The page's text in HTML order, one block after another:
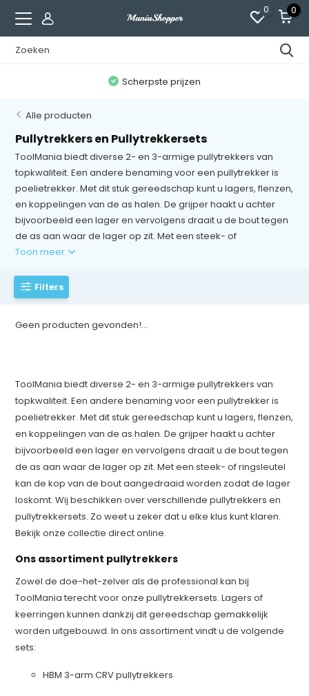
0 0
Scherpste prijzen
Alle producten
Pullytrekkers en Pullytrekkersets
ToolMania biedt diverse 2- en 3-armige pullytrekkers van
topkwaliteit. Een andere benaming voor een pullytrekker is
poelietrekker. Met dit stuk gereedschap kunt u lagers, flenzen,
en koppelingen van de as halen. De grijper haakt u achter
bijvoorbeeld een lager en vervolgens draait u de bout tegen
de as aan waar de lager op zit. Met een steek- of
Toon meer
Filters
Geen producten gevonden!...
ToolMania biedt diverse 2- en 3-armige pullytrekkers van
topkwaliteit. Een andere benaming voor een pullytrekker is
poelietrekker. Met dit stuk gereedschap kunt u lagers, flenzen,
en koppelingen van de as halen. De grijper haakt u achter
bijvoorbeeld een lager en vervolgens draait u de bout tegen
de as aan waar de lager op zit. Met een steek- of ringsleutel
kan de kop van de bout aangedraaid worden zodat de lager
loskomt. Wij beschikken over verschillende pullytrekkers en
pullytrekkersets. Zo weet u zeker dat u elke klus kunt klaren.
Bekijk onze collectie direct online.
Ons assortiment pullytrekkers
Zowel de doe-het-zelver als de professional kan bij
ToolMania terecht voor onze pullytrekkersets. Lagers of
keerringen kunnen dankzij dit gereedschap gemakkelijk
worden uitgebouwd. In ons assortiment vindt u de volgende
sets:
HBM 3-arm CRV pullytrekkers